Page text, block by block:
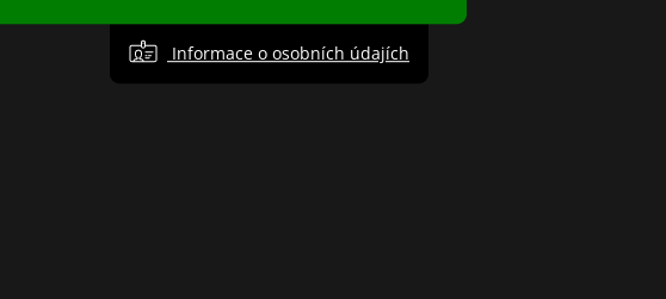
Informace o osobních údajích